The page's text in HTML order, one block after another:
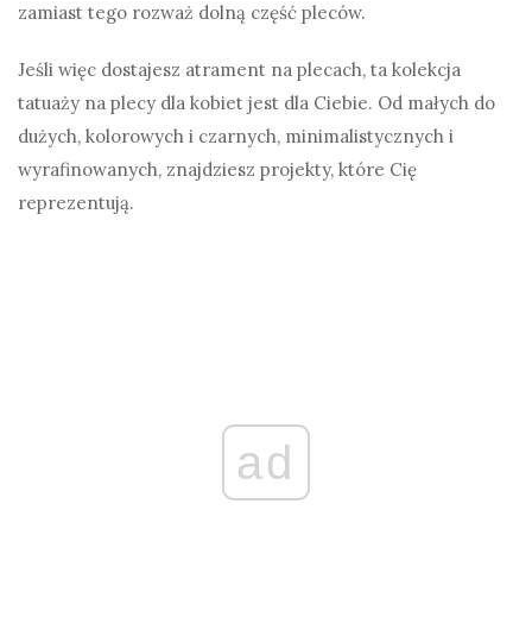
zamiast tego rozważ dolną część pleców.
Jeśli więc dostajesz atrament na plecach, ta kolekcja
tatuaży na plecy dla kobiet jest dla Ciebie. Od małych do
dużych, kolorowych i czarnych, minimalistycznych i
wyrafinowanych, znajdziesz projekty, które Cię
reprezentują.
ad